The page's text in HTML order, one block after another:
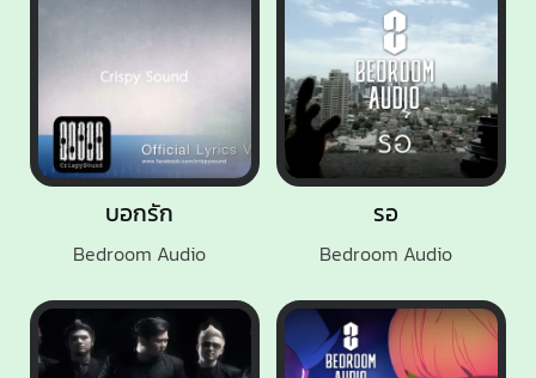
บอกรัก
Bedroom Audio
รอ
Bedroom Audio